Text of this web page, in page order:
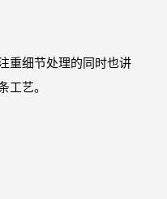
重细节处理的同时也讲
工艺。